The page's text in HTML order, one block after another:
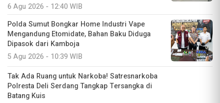
6 Agu 2026 - 12:40 WIB
Polda Sumut Bongkar Home Industri Vape
Mengandung Etomidate, Bahan Baku Diduga
Dipasok dari Kamboja
5 Agu 2026 - 10:39 WIB
Tak Ada Ruang untuk Narkoba! Satresnarkoba
Polresta Deli Serdang Tangkap Tersangka di
Batang Kuis